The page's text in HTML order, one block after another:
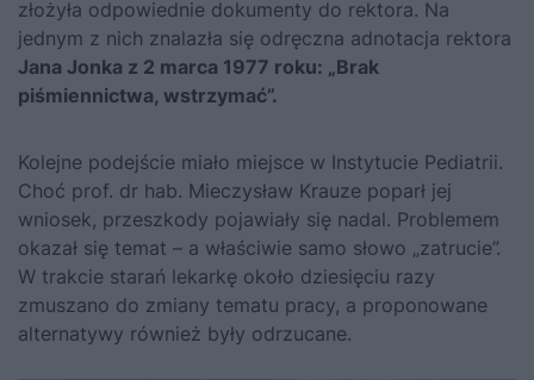
złożyła odpowiednie dokumenty do rektora. Na
jednym z nich znalazła się odręczna adnotacja rektora
Jana Jonka z 2 marca 1977 roku: „Brak
piśmiennictwa, wstrzymać”.
Kolejne podejście miało miejsce w Instytucie Pediatrii.
Choć prof. dr hab. Mieczysław Krauze poparł jej
wniosek, przeszkody pojawiały się nadal. Problemem
okazał się temat – a właściwie samo słowo „zatrucie”.
W trakcie starań lekarkę około dziesięciu razy
zmuszano do zmiany tematu pracy, a proponowane
alternatywy również były odrzucane.